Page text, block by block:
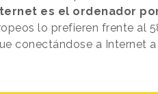
es el ordenador
lo prefieren frente al
conectándose a Internet